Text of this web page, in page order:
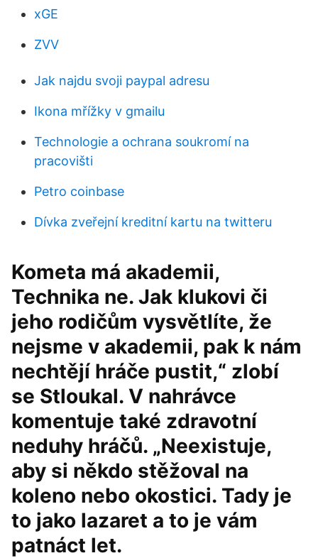
xGE
ZVV
Jak najdu svoji paypal adresu
Ikona mřížky v gmailu
Technologie a ochrana soukromí na
pracovišti
Petro coinbase
Dívka zveřejní kreditní kartu na twitteru
Kometa má akademii,
Technika ne. Jak klukovi či
jeho rodičům vysvětlíte, že
nejsme v akademii, pak k nám
nechtějí hráče pustit,“ zlobí
se Stloukal. V nahrávce
komentuje také zdravotní
neduhy hráčů. „Neexistuje,
aby si někdo stěžoval na
koleno nebo okostici. Tady je
to jako lazaret a to je vám
patnáct let.